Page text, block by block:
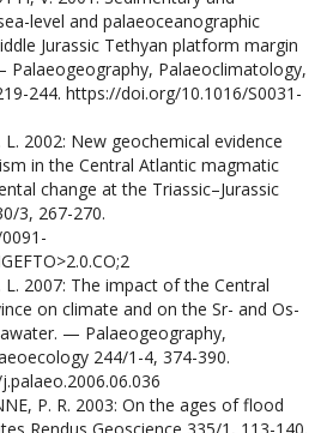
level and palaeoceanographic
Jurassic Tethyan platform margin
Palaeogeography, Palaeoclimatology,
244. https://doi.org/10.1016/S0031-
L. 2002: New geochemical evidence
in the Central Atlantic magmatic
change at the Triassic–Jurassic
3, 267-270.
L. 2007: The impact of the Central
on climate and on the Sr- and Os-
— Palaeogeography,
244/1-4, 374-390.
P. R. 2003: On the ages of flood